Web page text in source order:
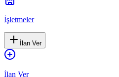
İşletmeler
İlan Ver
İlan Ver